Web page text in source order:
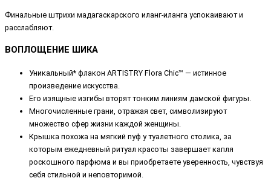
Финальные штрихи мадагаскарского иланг-иланга успокаивают и
расслабляют.
ВОПЛОЩЕНИЕ ШИКА
Уникальный* флакон ARTISTRY Flora Chic™ — истинное
произведение искусства.
Его изящные изгибы вторят тонким линиям дамской фигуры.
Многочисленные грани, отражая свет, символизируют
множество сфер жизни каждой женщины.
Крышка похожа на мягкий пуф у туалетного столика, за
которым ежедневный ритуал красоты завершает капля
роскошного парфюма и вы приобретаете уверенность, чувствуя
себя стильной и неповторимой.